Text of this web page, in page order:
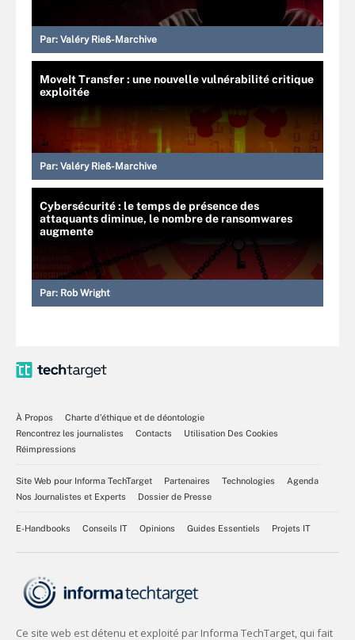
Par: Valéry Rieß-Marchive
MoveIt Transfer : une nouvelle vulnérabilité critique
exploitée
Par: Valéry Rieß-Marchive
Cybersécurité : le temps de présence des
attaquants diminue, le nombre de ransomwares
augmente
Par: Rob Wright
À Propos
Charte d’éthique et de déontologie
Rencontrez les journalistes
Contacts
Utilisation Des Cookies
Réimpressions
Site Web pour Informa TechTarget Partenaires Technologies
Agenda
Nos Journalistes et Experts
Dossier de Presse
E-Handbooks Conseils IT Opinions Guides Essentiels Projets IT